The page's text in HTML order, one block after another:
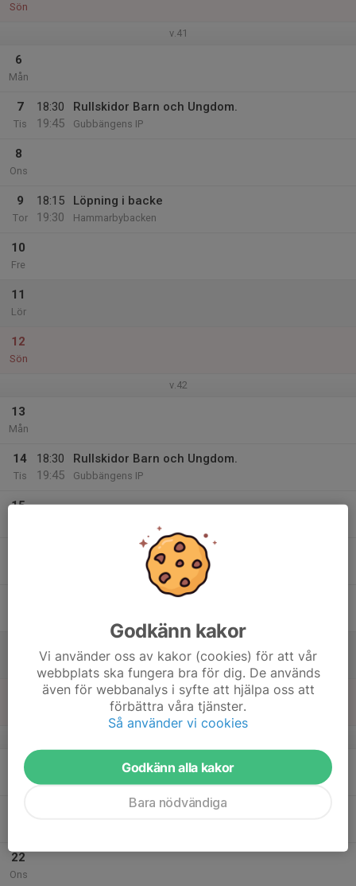
Sön
v.41
6
Mån
7
Tis
18:30
19:45
Rullskidor Barn och Ungdom.
Gubbängens IP
8
Ons
9
Tor
18:15
19:30
Löpning i backe
Hammarbybacken
10
Fre
11
Lör
12
Sön
v.42
13
Mån
14
Tis
18:30
19:45
Rullskidor Barn och Ungdom.
Gubbängens IP
15
Löpning i backe
Hammarbybacken
20
Mån
Rullskidor Barn och Ungdom.
22
Ons
Godkänn kakor
Vi använder oss av kakor (cookies) för att vår
webbplats ska fungera bra för dig. De används
även för webbanalys i syfte att hjälpa oss att
förbättra våra tjänster.
Så använder vi cookies
Godkänn alla kakor
Bara nödvändiga